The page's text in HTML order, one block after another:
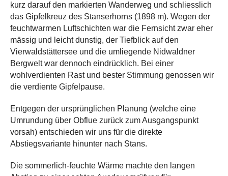
kurz darauf den markierten Wanderweg und schliesslich
das Gipfelkreuz des Stanserhorns (1898 m). Wegen der
feuchtwarmen Luftschichten war die Fernsicht zwar eher
mässig und leicht dunstig, der Tiefblick auf den
Vierwaldstättersee und die umliegende Nidwaldner
Bergwelt war dennoch eindrücklich. Bei einer
wohlverdienten Rast und bester Stimmung genossen wir
die verdiente Gipfelpause.
Entgegen der ursprünglichen Planung (welche eine
Umrundung über Obflue zurück zum Ausgangspunkt
vorsah) entschieden wir uns für die direkte
Abstiegsvariante hinunter nach Stans.
Die sommerlich-feuchte Wärme machte den langen